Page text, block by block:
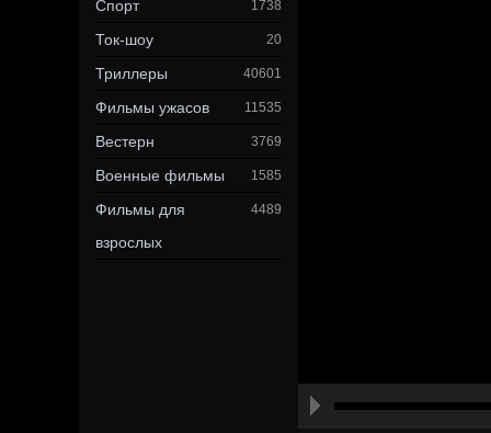
Спорт 1738
Ток-шоу 20
Триллеры 40601
Фильмы ужасов 11535
Вестерн 3769
Военные фильмы 1585
Фильмы для
взрослых
4489